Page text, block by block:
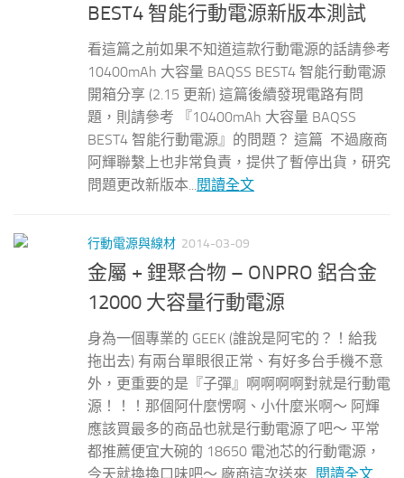
BEST4 智能行動電源新版本測試
看這篇之前如果不知道這款行動電源的話請參考
10400mAh 大容量 BAQSS BEST4 智能行動電源
開箱分享 (2.15 更新) 這篇後續發現電路有問
題，則請參考 『10400mAh 大容量 BAQSS
BEST4 智能行動電源』的問題？ 這篇 不過廠商
阿輝聯繫上也非常負責，提供了暫停出貨，研究
問題更改新版本...閱讀全文
行動電源與線材 2014-03-09
金屬 + 鋰聚合物 – ONPRO 鋁合金
12000 大容量行動電源
身為一個專業的 GEEK (誰說是阿宅的？！給我
拖出去) 有兩台單眼很正常、有好多台手機不意
外，更重要的是『子彈』啊啊啊啊對就是行動電
源！！！那個阿什麼愣啊、小什麼米啊～ 阿輝
應該買最多的商品也就是行動電源了吧～ 平常
都推薦便宜大碗的 18650 電池芯的行動電源，
今天就換換口味吧～ 廠商這次送來...
閱讀全文